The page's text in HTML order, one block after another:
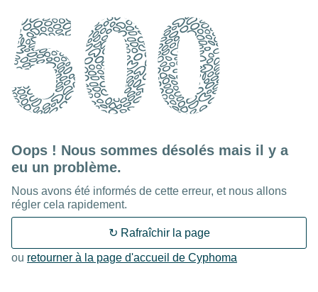
502
Oops ! Nous sommes désolés mais il y a
eu un problème.
Nous avons été informés de cette erreur, et nous allons
régler cela rapidement.
↻ Rafraîchir la page
ou retourner à la page d'accueil de Cyphoma